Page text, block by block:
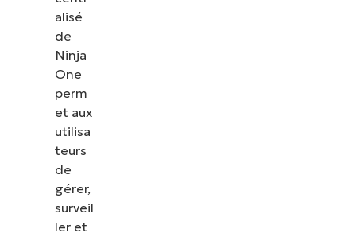
alisé
de
Ninja
One
perm
et aux
utilisa
teurs
de
gérer,
surveil
ler et